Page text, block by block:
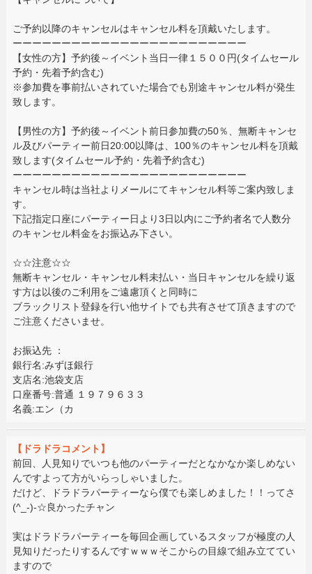
ご予約以降のキャンセルはキャンセル料を頂戴いたします。
ーーーーーーーーーーーーーーーーーーーーーーーー
【女性の方】予約後～イベント当日一律１５００円(タイムセール
予約・先着予約含む)
※参加費を事前払いされていた場合でも別途キャンセル料が発生
致します。
【男性の方】予約後～イベント前日参加費の50％、無断キャンセ
ル及びパーティー前日20:00以降は、100％のキャンセル料を頂戴
致します(タイムセール予約・先着予約含む)
ーーーーーーーーーーーーーーーーーーーーーーーー
キャンセル時は当社よりメールにてキャンセル料等ご案内致しま
す。
下記指定口座にパーティー日より3日以内にご予約者名で人数分
のキャンセル料金をお振込み下さい。
☆☆注意☆☆
無断キャンセル・キャンセル料未払い・当日キャンセルを繰り返
す方は以後のご利用をご遠慮頂くと同時に
ブラックリスト登録を行い他サイトでも共有させて頂きますので
ご注意くださいませ。
お振込先 ：
銀行名:みずほ銀行
支店名:池袋支店
口座番号:普通 １９７９６３３
名義:エン（カ
【ドラドラコメント】
前回、人見知りでいつも他のパーティーだとなかなか楽しめない
んですよって方がいらっしゃいました。
だけど、ドラドラパーティーなら僕でも楽しめました！！ってさ
(^_-)-☆良かったチャン
実はドラドラパーティーを毎回企画しているスタッフが極度の人
見知りだったりするんですｗｗｗそこからの目線で組み立ててい
ますので